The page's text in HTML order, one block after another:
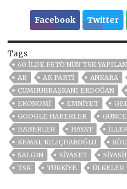
Facebook Twitter
Tags
40 ILDE FETÖ'NÜN TSK
AB
AK PARTİ ANKARA
CUMHURBAŞKANI ERDOĞAN
EKONOMİ
EMNİYET
GOOGLE HABERLER
HABERLER
HAYAT
KEMAL KILIÇDAROĞLU
SALGIN
SİYASET
TSK
TÜRKİYE ÜLKELER